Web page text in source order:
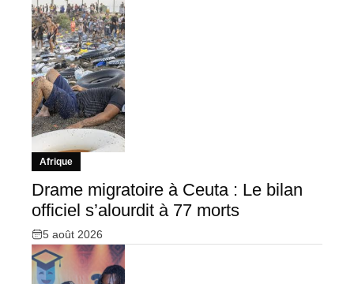
Afrique
Drame migratoire à Ceuta : Le bilan
officiel s’alourdit à 77 morts
5 août 2026